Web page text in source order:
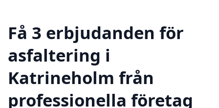
Få 3 erbjudanden för
asfaltering i
Katrineholm från
professionella företag